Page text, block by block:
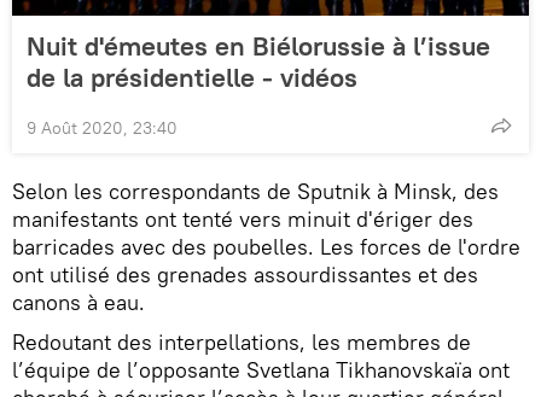
Nuit d'émeutes en Biélorussie à l’issue
de la présidentielle - vidéos
9 Août 2020, 23:40
Selon les correspondants de Sputnik à Minsk, des
manifestants ont tenté vers minuit d'ériger des
barricades avec des poubelles. Les forces de l'ordre
ont utilisé des grenades assourdissantes et des
canons à eau.
Redoutant des interpellations, les membres de
l’équipe de l’opposante Svetlana Tikhanovskaïa ont